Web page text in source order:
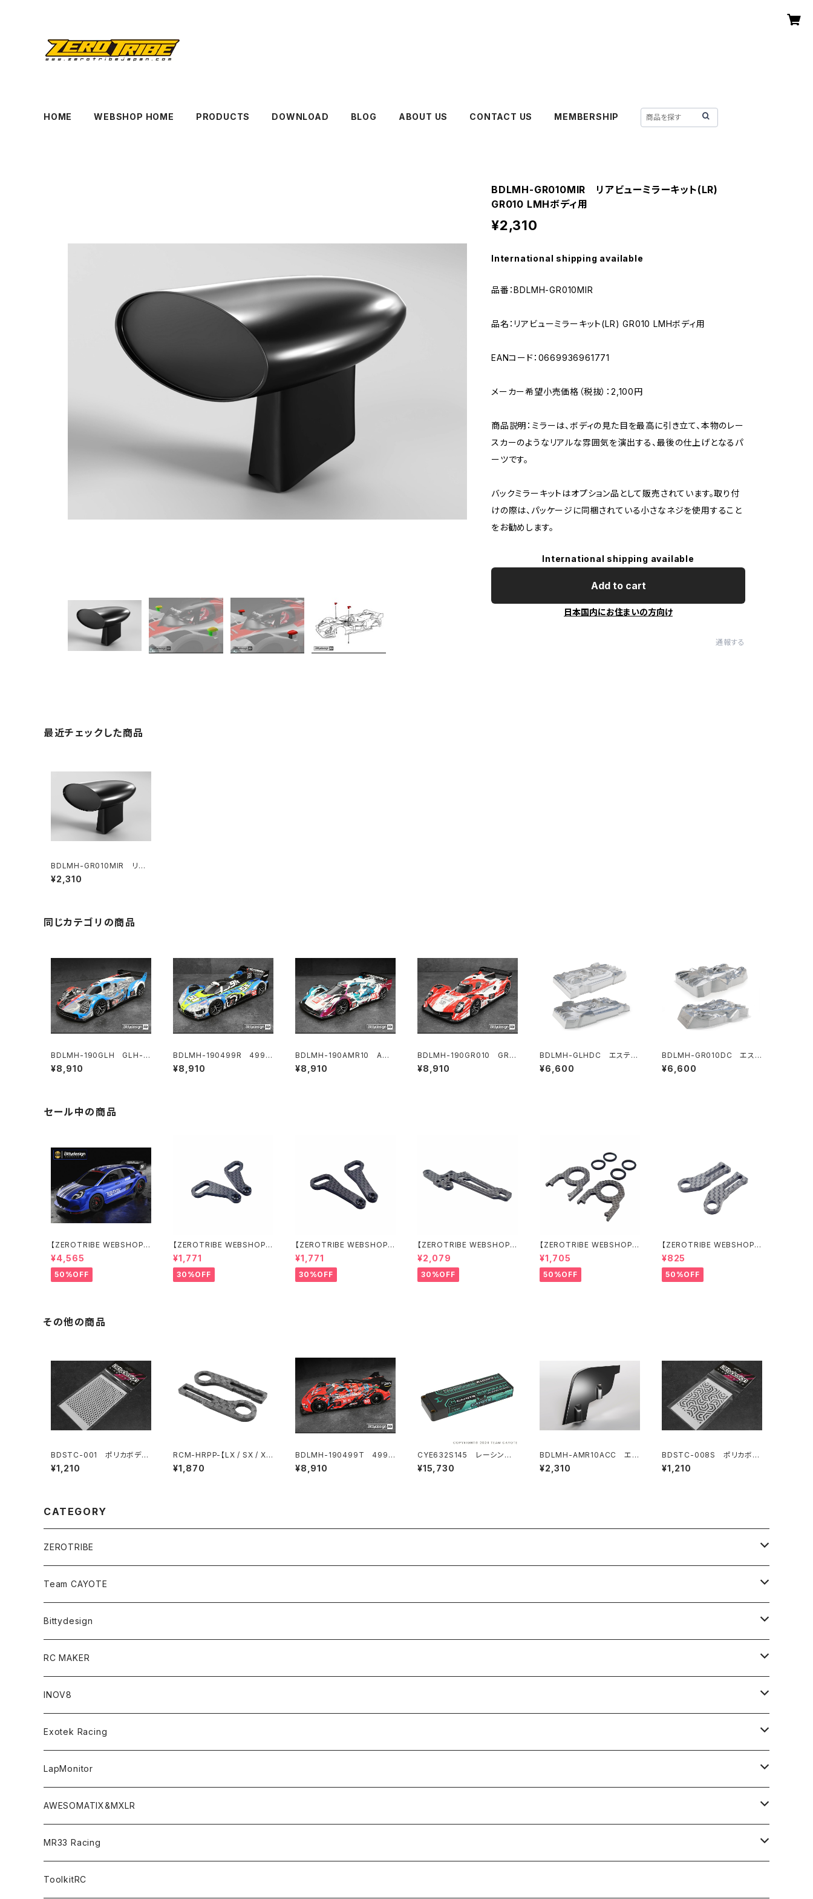
HOME WEBSHOP HOME PRODUCTS DOWNLOAD BLOG ABOUT US CONTACT US MEMBERSHIP
BDLMH-GR010MIR リアビューミラーキット(LR)
GR010 LMHボディ用
¥2,310
International shipping available
品番：BDLMH-GR010MIR
品名：リアビューミラーキット(LR) GR010 LMHボディ用
EANコード：0669936961771
メーカー希望小売価格（税抜）：2,100円
商品説明：ミラーは、ボディの見た目を最高に引き立て、本物のレー
スカーのようなリアルな雰囲気を演出する、最後の仕上げとなるパ
ーツです。
バックミラーキットはオプション品として販売されています。取り付
けの際は、パッケージに同梱されている小さなネジを使用すること
をお勧めします。
International shipping available
Add to cart
日本国内にお住まいの方向け
通報する
最近チェックした商品
BDLMH-GR010MIR リア
ビューミラーキット(LR) GR01
0 LMHボディ用
¥2,310
同じカテゴリの商品
BDLMH-190GLH GLH-0
07 クリアハイパーカーボディ
1/10 190mm ロープロファイ
¥8,910
BDLMH-190499R 499R
クリアハイパーカーボディ 1/1
0 190mm ロープロファイル
¥8,910
BDLMH-190AMR10 AMR
10 クリアハイパーカーボディ
1/10 190mm ロープロファイ
¥8,910
BDLMH-190GR010 GR0
10 クリアハイパーカーボディ
1/10 190mm ロープロファイ
¥8,910
BDLMH-GLHDC エステテ
ィックキット GLH-007用 （ド
ライバー+ヘルメット/ライトバ
¥6,600
BDLMH-GR010DC エステ
ティックキット GR010用 （ドラ
イバー+ヘルメット/ライトバケ
¥6,600
セール中の商品
【ZEROTRIBE WEBSHOP
限定価格】BDRX-190P10R
P10R クリアーボディ 1/10
ラリー 190mm ライトウェイト
¥4,565
50%OFF
【ZEROTRIBE WEBSHOP
限定価格】RCM-X4-CSAR
カーボンリアステアリング
アームセット XRAY X4用
¥1,771
30%OFF
【ZEROTRIBE WEBSHOP
限定価格】RCM-X4-CSAF
カーボンフロントステアリン
グアームセット XRAY X4用
¥1,771
30%OFF
【ZEROTRIBE WEBSHOP
限定価格】RCM-X4-FSM-F
GeoCarbon フローティン
グフロントサーボマウント XR
AY X4用
¥2,079
30%OFF
【ZEROTRIBE WEBSHOP
限定価格】RCM-BD11-TSE
カーボンツィーク スティッ
クエンドプレートセット YOK
OMO BD11用
¥1,705
50%OFF
【ZEROTRIBE WEBSHOP
限定価格】RCM-HRP-ZX-B
D10LCE Horizontalリアポ
ストボディマウンティングエク
ステンションプレート Yokom
¥825
50%OFF
その他の商品
BDSTC-001 ポリカボディ
塗装用ステンシル 【Holes】
¥1,210
RCM-HRPP-【LX / SX / X4
X / BD11X / Mi8X】 Horiz
ontal リアポストボディマウン
¥1,870
BDLMH-190499T 499T
クリアハイパーカーボディ 1/1
0 190mm タミヤ TT-02用
¥8,910
CYE632S145 レーシング
リポバッテリー 6300mAh ,1
45C ,2S1P ,7.6V ,47.88W
¥15,730
BDLMH-AMR10ACC エス
テティックウィングフィン（２個
入り）AMR10 LMHボディ用
¥2,310
BDSTC-008S ポリカボデ
ィ塗装用ステンシル 【Ipnoti
c V4 small】
¥1,210
CATEGORY
ZEROTRIBE
Zetricks（Spare & Optional）
T4 MID Conversion Kit
T4 FWD Conversion Kit
BD9 MID Conversion Kit
Option Parts For TRF420,420X
Option Parts For TA08/TA08R
TA08
TA08R
Option Parts For XRAY T4
Option Parts For YOKOMO BD9
Option Parts For YOKOMO BD8
Team CAYOTE
Batteries
Merchandise
Accessories
CREST ESC
CREST X EVO
CRESR RS120
CREST Stocki Motor
CREST Modi Motor
Special Set（ZEROTRIBEオリジナル）
Bittydesign
On-Road Clear Body＜オンロード用ボディ＞
GT8 （1/8 W/B325mm,W/B360mm）
LMH （1/10 190mm）
Liquid Mask＜リキッドマスク＞
Accessories＜バッグ/その他製品＞
Stencils＜エアブラシ用ステンシル＞
RC MAKER
SP2＜組立キット／スペアー＆オプションパーツ＞
SP1＜組立キット／スペアー＆オプションパーツ＞
SP1-F＜組立キット／スペアー＆オプションパーツ＞
Awesomatix
A800MMX
A800R
XRAY
X4
Accessories
INOV8
Bodyshell Accessories
Setup Tools
Pit Accessories
Radio Accessories
Option Parts
Exotek Racing
Bodies
F1ULTRA
RUBBER TIRES＆WHEEL
LapMonitor
Decoder
Transponder
Accessories
AWESOMATIX&MXLR
A800R（KIT＆Spare & Optional）
A12（KIT＆Spare & Optional）
MR33 Racing
Chemicals＜ケミカル＞
ToolkitRC